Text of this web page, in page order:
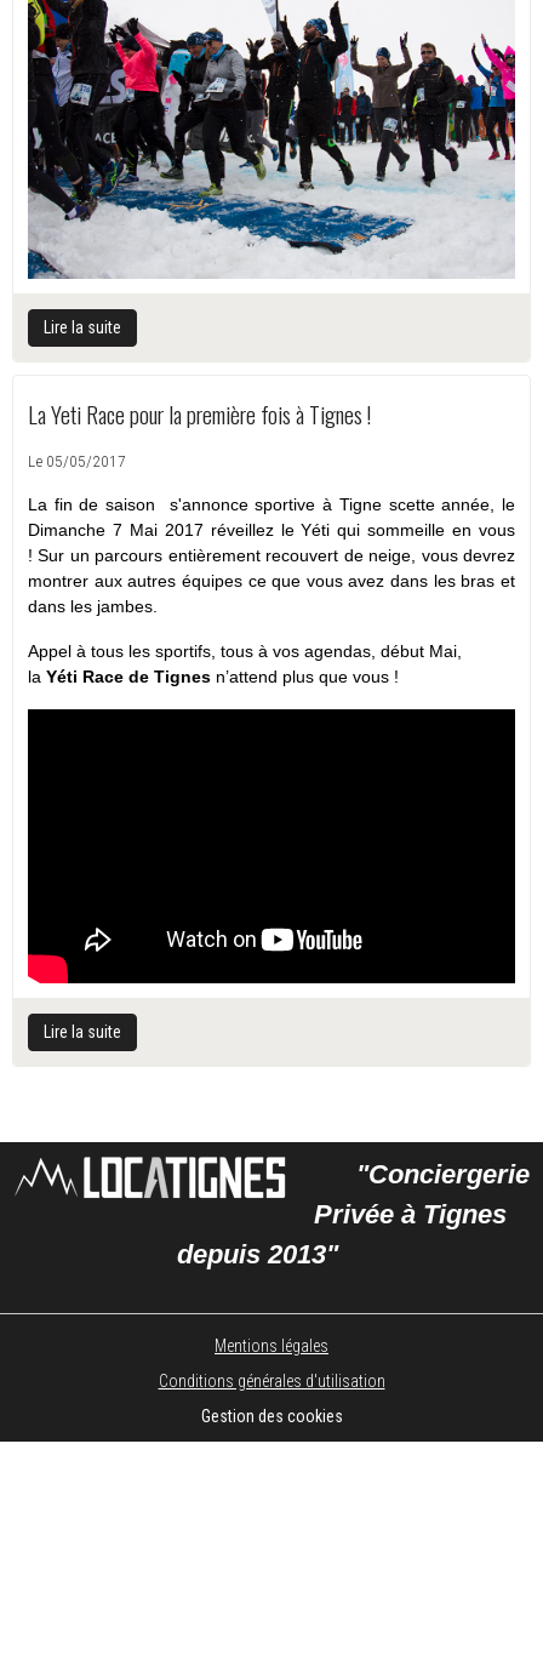
Lire la suite
La Yeti Race pour la première fois à Tignes !
Le 05/05/2017
La fin de saison s'annonce sportive à Tigne scette année, le
Dimanche 7 Mai 2017 réveillez le Yéti qui sommeille en vous
! Sur un parcours entièrement recouvert de neige, vous devrez
montrer aux autres équipes ce que vous avez dans les bras et
dans les jambes.
Appel à tous les sportifs, tous à vos agendas, début Mai,
la Yéti Race de Tignes n’attend plus que vous !
Lire la suite
"Conciergerie
Privée à Tignes
depuis 2013"
Mentions légales
Conditions générales d'utilisation
Gestion des cookies